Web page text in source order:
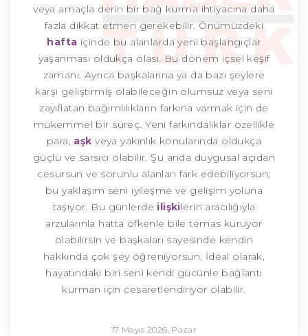
veya amaçla derin bir bağ kurma ihtiyacına daha
fazla dikkat etmen gerekebilir. Önümüzdeki
hafta içinde bu alanlarda yeni başlangıçlar
yaşanması oldukça olası. Bu dönem içsel keşif
zamanı. Ayrıca başkalarına ya da bazı şeylere
karşı geliştirmiş olabileceğin olumsuz veya seni
zayıflatan bağımlılıkların farkına varmak için de
mükemmel bir süreç. Yeni farkındalıklar özellikle
para, aşk veya yakınlık konularında oldukça
güçlü ve sarsıcı olabilir. Şu anda duygusal açıdan
cesursun ve sorunlu alanları fark edebiliyorsun;
bu yaklaşım seni iyileşme ve gelişim yoluna
taşıyor. Bu günlerde ilişkilerin aracılığıyla
arzularınla hatta öfkenle bile temas kuruyor
olabilirsin ve başkaları sayesinde kendin
hakkında çok şey öğreniyorsun. İdeal olarak,
hayatındaki biri seni kendi gücünle bağlantı
kurman için cesaretlendiriyor olabilir.
17 Mayıs 2026, Pazar